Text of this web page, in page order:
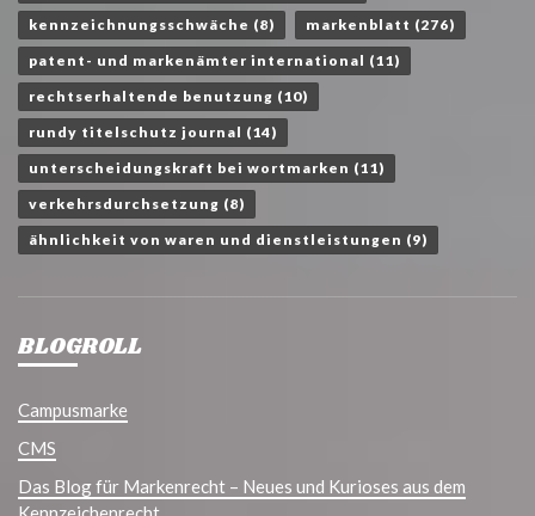
kennzeichnungsschwäche (8) markenblatt (276)
patent- und markenämter international (11)
rechtserhaltende benutzung (10)
rundy titelschutz journal (14)
unterscheidungskraft bei wortmarken (11)
verkehrsdurchsetzung (8)
ähnlichkeit von waren und dienstleistungen (9)
BLOGROLL
Campusmarke
CMS
Das Blog für Markenrecht – Neues und Kurioses aus dem